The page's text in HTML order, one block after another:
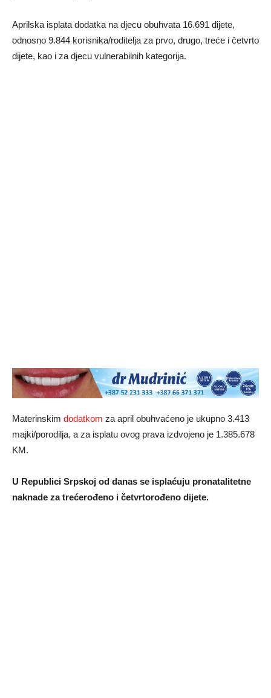
Aprilska isplata dodatka na djecu obuhvata 16.691 dijete,
odnosno 9.844 korisnika/roditelja za prvo, drugo, treće i četvrto
dijete, kao i za djecu vulnerabilnih kategorija.
Materinskim dodatkom za april obuhvaćeno je ukupno 3.413
majki/porodilja, a za isplatu ovog prava izdvojeno je 1.385.678
KM.
U Republici Srpskoj od danas se isplaćuju pronatalitetne
naknade za trećerođeno i četvrtorođeno dijete.